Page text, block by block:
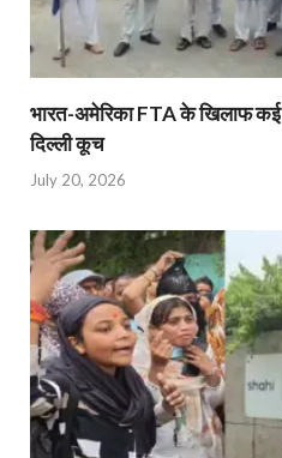
भारत-अमेरिका FTA के खिलाफ कई
दिल्ली कूच
July 20, 2026